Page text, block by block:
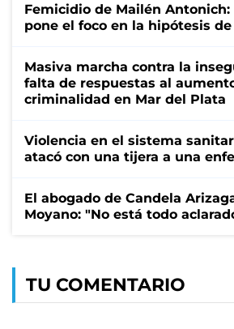
Femicidio de Mailén
pone el foco en la hipótesis
Masiva marcha contra la
falta de respuestas al
criminalidad en Mar del Plata
Violencia en el sistema
atacó con una tijera a una
El abogado de Candela
Moyano: "No está todo
TU COMENTARIO